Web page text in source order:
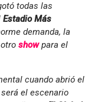
todas las
Estadio Más
demanda, la
showpara el
cuando abrió el
el escenario